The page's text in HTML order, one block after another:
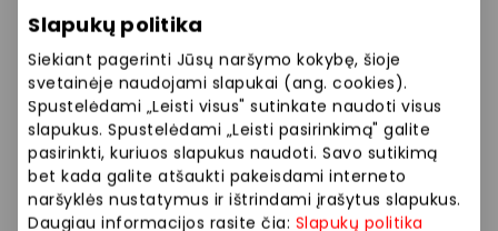
Slapukų politika
Siekiant pagerinti Jūsų naršymo kokybę, šioje
svetainėje naudojami slapukai (ang. cookies).
Spustelėdami „Leisti visus" sutinkate naudoti visus
slapukus. Spustelėdami „Leisti pasirinkimą" galite
pasirinkti, kuriuos slapukus naudoti. Savo sutikimą
bet kada galite atšaukti pakeisdami interneto
naršyklės nustatymus ir ištrindami įrašytus slapukus.
Daugiau informacijos rasite čia: Slapukų politika
Su jaunimu bendrausiantys „TikTok“ turinio kūrėjai ne
tik fotografuosis su gerbėjais prie specialios
fotosienelės „Kasdien kitas vaibas!“, bet ir ves
klausimų–atsakymų sesijas, kvies dalyvauti mini
iššūkiuose, šokti ar kurti bendrus „TikTok“ įrašus. Taip
pat dalinsis prisiminimais iš mokyklos laikų bei
patarimais, kaip kuo smagiau ir drąsiau įžengti į